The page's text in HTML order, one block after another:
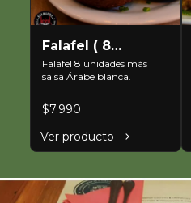
Falafel ( 8
unidades )
Falafel 8 unidades más
salsa Árabe blanca.
$7.990
Ver producto